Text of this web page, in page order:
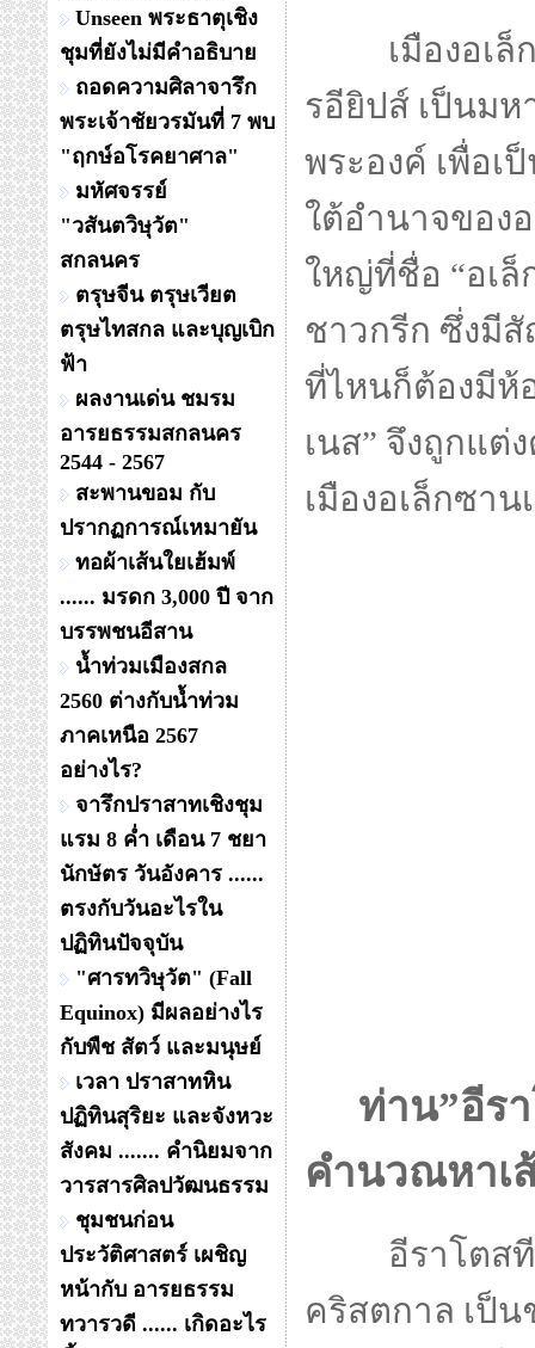
Unseen พระธาตุเชิง
ชุมที่ยังไม่มีคำอธิบาย
ถอดความศิลาจารึก
พระเจ้าชัยวรมันที่ 7 พบ
"ฤกษ์อโรคยาศาล"
มหัศจรรย์
"วสันตวิษุวัต"
สกลนคร
ตรุษจีน ตรุษเวียต
ตรุษไทสกล และบุญเบิก
ฟ้า
ผลงานเด่น ชมรม
อารยธรรมสกลนคร
2544 - 2567
สะพานขอม กับ
ปรากฏการณ์เหมายัน
ทอผ้าเส้นใยเฮ้มพ์
...... มรดก 3,000 ปี จาก
บรรพชนอีสาน
น้ำท่วมเมืองสกล
2560 ต่างกับน้ำท่วม
ภาคเหนือ 2567
อย่างไร?
จารึกปราสาทเชิงชุม
แรม 8 ค่ำ เดือน 7 ชยา
นักษัตร วันอังคาร ......
ตรงกับวันอะไรใน
ปฏิทินปัจจุบัน
"ศารทวิษุวัต" (Fall
Equinox) มีผลอย่างไร
กับพืช สัตว์ และมนุษย์
เวลา ปราสาทหิน
ปฏิทินสุริยะ และจังหวะ
สังคม ....... คำนิยมจาก
วารสารศิลปวัฒนธรรม
ชุมชนก่อน
ประวัติศาสตร์ เผชิญ
หน้ากับ อารยธรรม
ทวารวดี ...... เกิดอะไร
เมืองอเล็ก
รอียิปส์ เป็นม
พระองค์ เพื่อเ
ใต้อำนาจของ
ใหญ่ที่ชื่อ “อเล็
ชาวกรีก ซึ่งมี
ที่ไหนก็ต้องมีห้
เนส” จึงถูกแ
เมืองอเล็กซาน
ท่าน”อีร
คำนวณหาเ
อีราโตส
คริสตกาล เป็น